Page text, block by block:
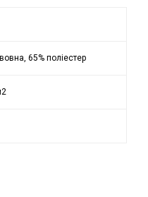
65% поліестер